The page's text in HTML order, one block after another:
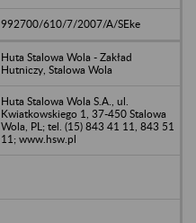
992700/610/7/2007/A/SEke
Huta Stalowa Wola - Zakład
Hutniczy, Stalowa Wola
Huta Stalowa Wola S.A., ul.
Kwiatkowskiego 1, 37-450 Stalowa
Wola, PL; tel. (15) 843 41 11, 843 51
11; www.hsw.pl